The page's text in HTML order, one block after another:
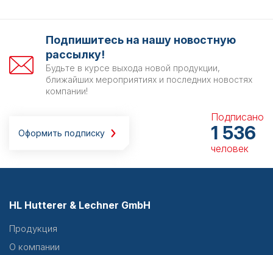
Подпишитесь на нашу новостную
рассылку!
Будьте в курсе выхода новой продукции,
ближайших мероприятиях и последних новостях
компании!
Оформить подписку
Подписано
1 536
человек
HL Hutterer & Lechner GmbH
Продукция
О компании